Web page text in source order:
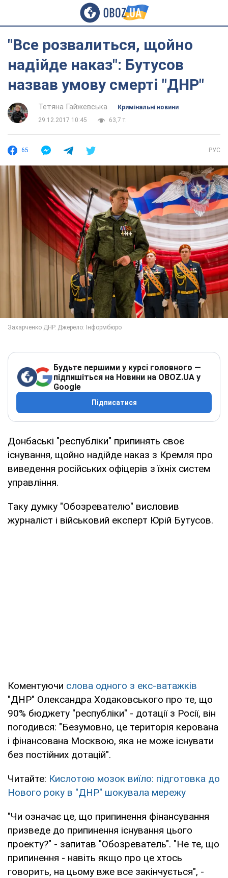
"Все розвалиться, щойно
надійде наказ": Бутусов
назвав умову смерті "ДНР"
Тетяна Гайжевська
Кримінальні новини
29.12.2017 10:45
63,7 т.
65 РУС
Будьте першими у курсі головного —
підпишіться на Новини на OBOZ.UA у
Google
Підписатися
Донбаські "республіки" припинять своє
існування, щойно надійде наказ з Кремля про
виведення російських офіцерів з їхніх систем
управління.
Таку думку "Обозревателю" висловив
журналіст і військовий експерт Юрій Бутусов.
Коментуючи слова одного з екс-ватажків
"ДНР" Олександра Ходаковського про те, що
90% бюджету "республіки" - дотації з Росії, він
погодився: "Безумовно, це територія керована
і фінансована Москвою, яка не може існувати
без постійних дотацій".
Читайте: Кислотою мозок виїло: підготовка до
Нового року в "ДНР" шокувала мережу
"Чи означає це, що припинення фінансування
призведе до припинення існування цього
проекту?" - запитав "Обозреватель". "Не те, що
припинення - навіть якщо про це хтось
говорить, на цьому вже все закінчується", -